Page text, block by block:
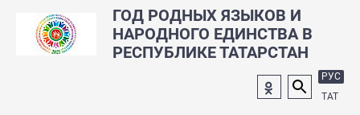
ГОД РОДНЫХ ЯЗЫКОВ И
НАРОДНОГО ЕДИНСТВА В
РЕСПУБЛИКЕ ТАТАРСТАН
РУС
ТАТ